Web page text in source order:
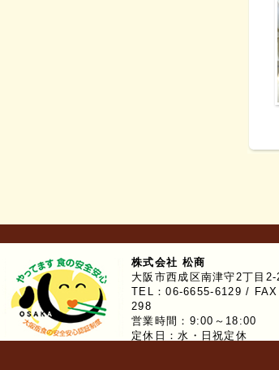
株式会社 松商
大阪市西成区南津守2丁目2-
TEL：06-6655-6129 /
298
営業時間：9:00～18:00
定休日：水・日祝定休